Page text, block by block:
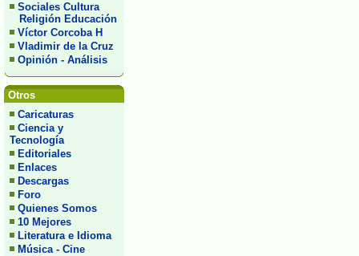
Sociales Cultura
Religión Educación
Víctor Corcoba H
Vladimir de la Cruz
Opinión - Análisis
Otros
Caricaturas
Ciencia y
Tecnología
Editoriales
Enlaces
Descargas
Foro
Quienes Somos
10 Mejores
Literatura e Idioma
Música - Cine